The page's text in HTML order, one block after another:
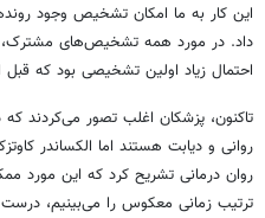
این کار به ما امکان تشخیص وجود
داد. در مورد همه تشخیص‌های مشترک،
احتمال زیاد اولین تشخیصی بود که
تاکنون، پزشکان اغلب تصور می‌کردند که
روانی و دیابت هستند اما الکساندر
روان درمانی تشریح کرد که این مورد
ترتیب زمانی معکوس را می‌بینیم، درست